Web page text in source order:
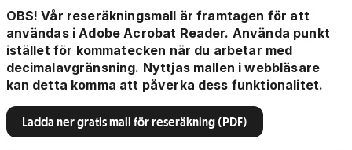
OBS! Vår reseräkningsmall är framtagen för att
användas i Adobe Acrobat Reader. Använda punkt
istället för kommatecken när du arbetar med
decimalavgränsning. Nyttjas mallen i webbläsare
kan detta komma att påverka dess funktionalitet.
Ladda ner gratis mall för reseräkning (PDF)